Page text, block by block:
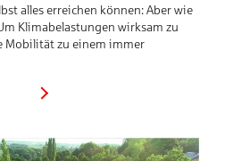
alles erreichen können: Aber wie
Klimabelastungen wirksam zu
Mobilität zu einem immer